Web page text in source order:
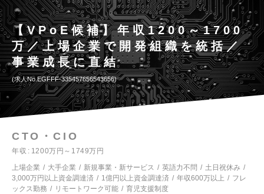
【VPoE候補】年収1200～1700
万／上場企業で開発組織を統括／
事業成長に直結
求人No.EGFFF-335457656543656
CTO・CIO
年収
1200万円～1749万円
上場企業
大手企業 新規事業・新サービス 英語力不問
土日祝休み
3,000万円以上資金調達済
1億円以上資金調達済 年収600万以上
フレ
ックス勤務
リモートワーク可能 育児支援制度